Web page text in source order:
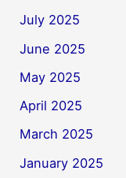
July 2025
June 2025
May 2025
April 2025
March 2025
January 2025